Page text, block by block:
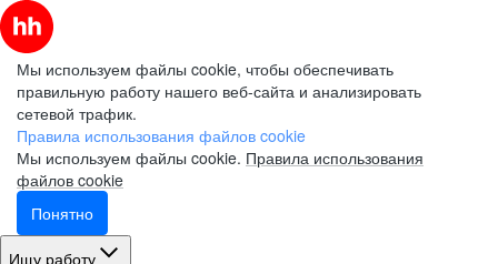
Мы используем файлы cookie, чтобы обеспечивать
правильную работу нашего веб-сайта и анализировать
сетевой трафик.
Правила использования файлов cookie
Мы используем файлы cookie. Правила использования
файлов cookie
Понятно
Ищу работу